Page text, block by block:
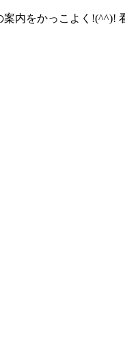
内をかっこよく